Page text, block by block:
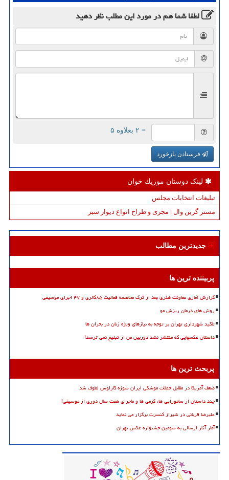
لطفا شما همدر مورد این مطلبنظر دهید
= ۲ بعلاوه ۵
فرستادن بازخورد
لینک دوستان موزیك خوان
تبلیغات انتخابات مجلس
مستر گرین وال | مجری و طراح انواع دیوار سبز
جدیدترین مطالب
پربیننده ترین ها
گزارش آماری معاونت هنری بعد از ترک مخاصمه فعالیت ۸۵گالری و ۴۷ اجرای موسیقی
روش های درمان ریزش مو
تاکید شهرداری تهران بر توجه به نیازهای ویژه زنان در بحران ها
داستان عکسهایی که منتشر نشد دوربین من از تبلیغ نمی ترسد!
پربحث ترین ها
ضعف آمریکا در مقابل حملات موشکی ایران سوژه کارلوس لطوف شد
چند داستان از سامورایی ها، گرمی ها و ماجرای هفت سال دوری از موسیقی!
علیرضا قربانی در شیراز کنسرت برگزار می نماید
آمار آثار ارسالی به سومین جشنواره عکس تهران